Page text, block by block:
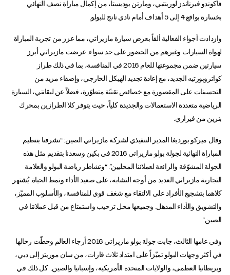
فاكوندو فيرناندز لورينتيي، ومارتن بوديستا، من إكمال مباراة نصف النهائي
بخسارة بواقع 4 إلى 5 أهداف أمام نادي تانج للبولو.
وازدادت أجواء الفعالية ألقاً بعرض سيارة مازيراتي، مما عزز من تجربة المباراة
لهواة السيارات وغيرهم من الحضور على حد سواء. عرضت مازيراتي أبرز
سيارتين ضمن مجموعتها للعام 2016 في المنافسة، بما في ذلك طراز
كواتروبورتيه الجديد، مع إعادة تجديد الهيكل الخارجي، وإضفاء مزيد من
التحسينات على المقصورة مع خصائص تقنيّة متطوّرة، فضلاً عن ليڨانتي، السيارة
الرياضية متعددة الاستعمالات والجديدة كلياً، حيث يتوفر كلا الطرازين بمحرك
بنزين من فيراري.
وقال ميركو بورديغا المدير التنفيذي لشركة مازيراتي الصين: “تشرفنا بتنظيم
المباراة النهائية لجولة بولو مازيراتي 2016 في بكين وسعدنا بتقديم مثل هذه
الجولة المشوّقة والرائعة لعملائنا المحليين”. “وتشاطر رياضة البولو والعلامة
التجارية مازيراتي العديد من أوجه التشابه، على صعيد الأداء ونمط الحياة. يُشتهر
كلاهما بتشجيع الأفراد على الالتقاء مع شغف قوي للمنافسة، والأسلوب المميّز،
والتشويق والأداء المذهل. وجميعها محل ترحيب واستمتاع من قبل عملائنا في
الصين.”
وفي عامها الثالث، جابت جولة بولو مازيراتي 2016 أرجاء العالم وحطّت رحالها
في أكثر وجهات البولو تميّزاً على امتداد ثلاث قارات، من سان موريتز إلى دبي،
وبريطانيا العظمى، والولايات المتحدة الأمريكية، وإسبانيا والصين. كل ذلك في